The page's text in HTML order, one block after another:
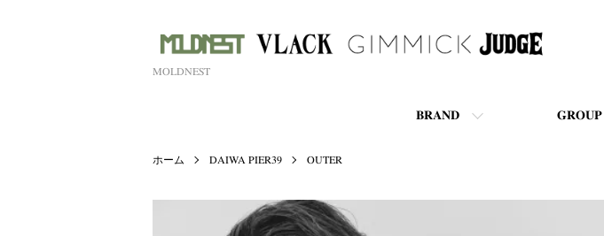
MOLDNEST
BRAND GROUP
ホーム DAIWA PIER39 OUTER